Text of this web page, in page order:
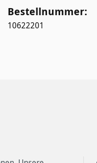
Bestellnummer:
10622201